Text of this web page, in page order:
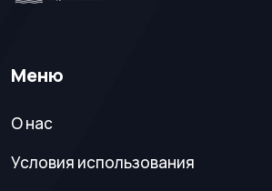
Меню
О нас
Условия использования